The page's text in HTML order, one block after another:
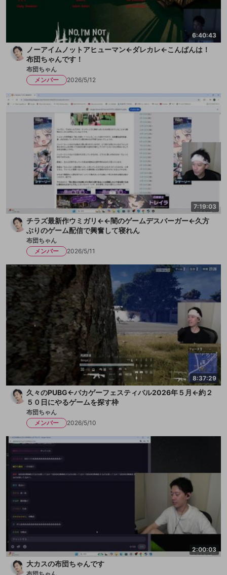
6:40:43
ノーアイムノットアヒューマン←ダレカレ←こんばんは！
布団ちゃんです！
布団ちゃん
メンバー
2026/5/12
7:19:03
チラズ最新作ウミガリ←←闇のゲームデスバーガー←久方
ぶりのゲーム配信で興奮して寝れん
布団ちゃん
メンバー
2026/5/11
8:37:29
久々のPUBG←バカゲーフェスティバル2026年５月←約２
５０日にやるゲームを探す枠
布団ちゃん
メンバー
2026/5/10
2:00:03
大カスの布団ちゃんです